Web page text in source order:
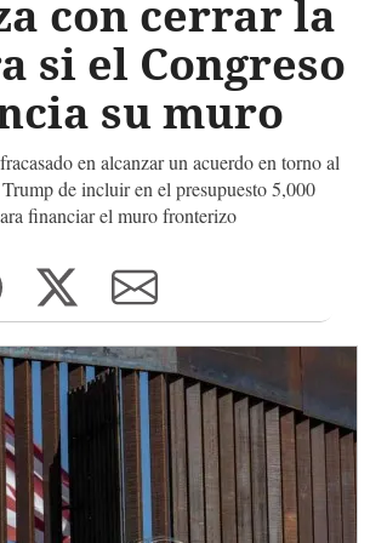
con cerrar la
si el Congreso
su muro
en alcanzar un acuerdo en torno al
de incluir en el presupuesto 5,000
financiar el muro fronterizo